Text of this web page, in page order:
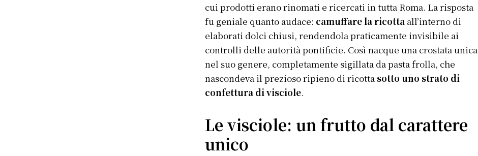
cui prodotti erano rinomati e ricercati in tutta Roma. La risposta
fu geniale quanto audace: camuffare la ricotta all’interno di
elaborati dolci chiusi, rendendola praticamente invisibile ai
controlli delle autorità pontificie. Così nacque una crostata unica
nel suo genere, completamente sigillata da pasta frolla, che
nascondeva il prezioso ripieno di ricotta sotto uno strato di
confettura di visciole.
Le visciole: un frutto dal carattere
unico